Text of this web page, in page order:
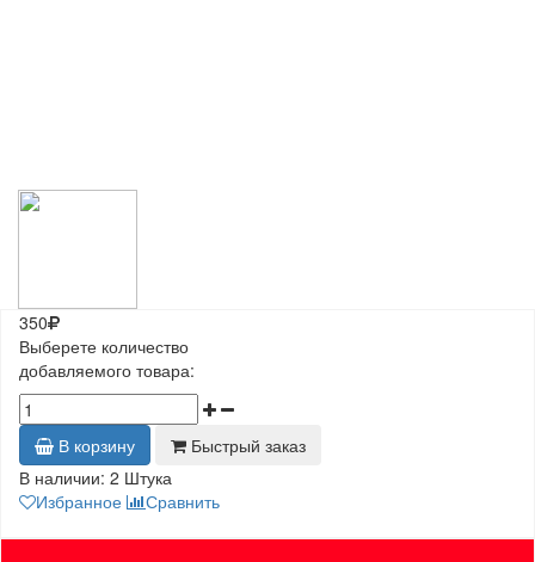
350
Выберете количество
добавляемого товара:
В корзину
Быстрый заказ
В наличии: 2 Штука
Избранное
Сравнить